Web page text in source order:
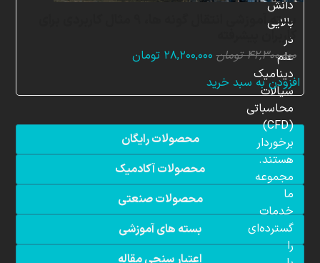
کاربران پیشرفته
۴۲,۳۰۰,۰۰۰ تومان قیمت
۲۸,۲۰۰,۰۰۰ تومانقیمت
افزودن به سبد خرید
محصولات رایگان
محصولات آکادمیک
محصولات صنعتی
بسته های آموزشی
اعتبار سنجی مقاله
دانش
بالایی
در
علم
دینامیک
سیالات
محاسباتی
(CFD)
برخوردار
هستند.
مجموعه
ما
خدمات
گسترده‌ای
را